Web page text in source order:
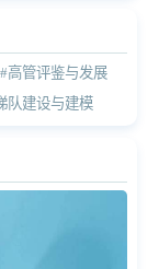
#高管评鉴与发展
队建设与建模